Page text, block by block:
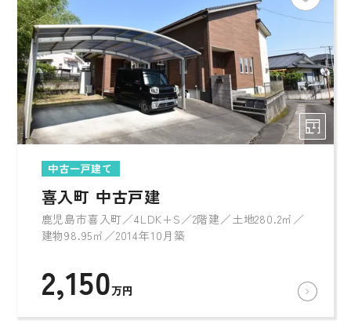
中古一戸建て
喜入町 中古戸建
鹿児島市喜入町／4LDK+S／2階建／土地280.2㎡／
建物98.95㎡／2014年10月築
2,150万円